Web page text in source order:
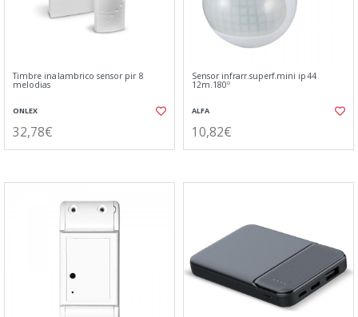
Timbre inalambrico sensor pir 8
melodias
ONLEX
32,78€
Sensor infrarr.superf.mini ip44
12m.180º
ALFA
10,82€